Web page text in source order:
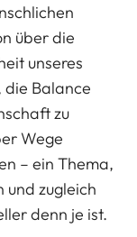
über die
unseres
die Balance
zu
Wege
– ein Thema,
und zugleich
denn je ist.